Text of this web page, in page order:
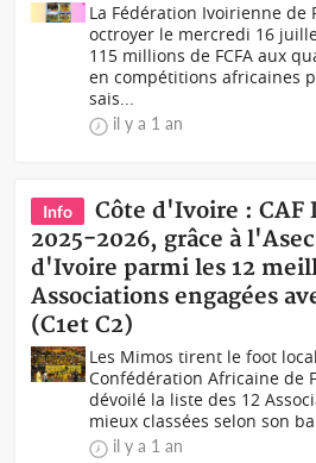
La Fédération Ivoirienne de
octroyer le mercredi 16
115 millions de FCFA aux
en compétitions africaines
sais...
il y a 1 an
Info
Côte d'Ivoire : CAF
2025-2026, grâce à
d'Ivoire parmi les 12
Associations engagées
(C1et C2)
Les Mimos tirent le foot
Confédération Africaine de
dévoilé la liste des 12
mieux classées selon son
il y a 1 an